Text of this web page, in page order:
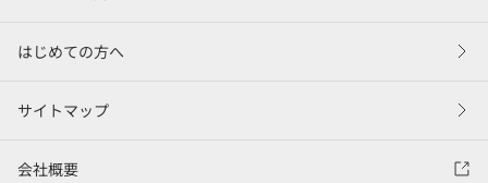
はじめての方へ
サイトマップ
会社概要